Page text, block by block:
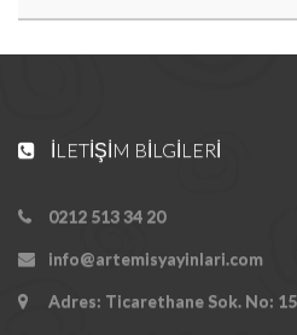
İLETIŞIM BILGILERI
0212 513 34 20
info@artemisyayinlari.com
Adres: Ticarethane Sok. No: